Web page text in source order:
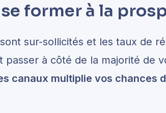
former à la
sur-sollicités et les taux de
passer à côté de la majorité de
canaux multiplie vos chances